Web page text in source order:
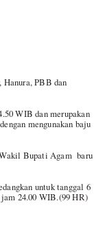
PBB dan
WIB dan merupakan
mengunakan baju
Bupati Agam baru
untuk tanggal 6
24.00 WIB.(99 HR)